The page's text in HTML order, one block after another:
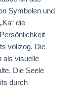
Symbolen und
die
vollzog. Die
als visuelle
Die Seele
durch